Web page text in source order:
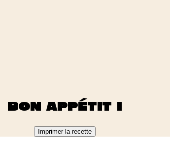
Bon appétit !
Imprimer la recette